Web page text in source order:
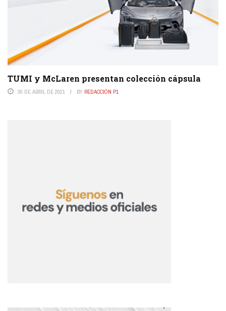
TUMI y McLaren presentan colección cápsula
30 DE ABRIL DE 2021 BY REDACCIÓN P1